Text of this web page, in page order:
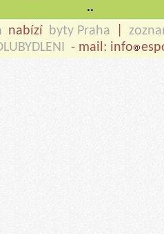
..
nabízí byty Praha
- mail: info